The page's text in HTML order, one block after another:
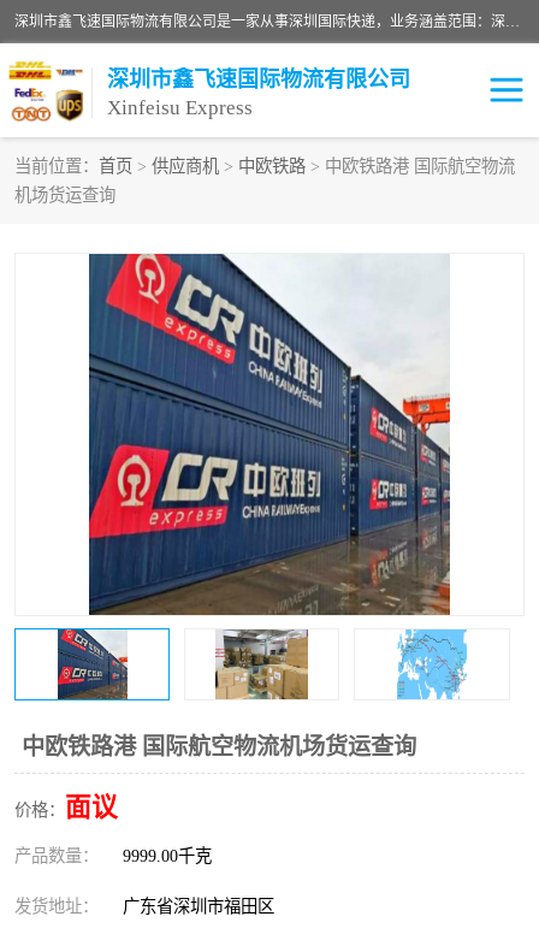
深圳市鑫飞速国际物流有限公司是一家从事深圳国际快递，业务涵盖范围：深圳DHL国际快递、深圳国际快递公司、深圳国际物流公司、深圳国际快递、深圳DHL国际快递电话可拨打全国服务热线：15019287411。欢迎各位亲来人来电到我司洽谈合作。
深圳市鑫飞速国际物流有限公司
Xinfeisu Express
当前位置： 首页 > 供应商机 > 中欧铁路 > 中欧铁路港 国际航空物流
机场货运查询
中欧铁路港 国际航空物流机场货运查询
价格： 面议
产品数量： 9999.00千克
发货地址： 广东省深圳市福田区
联邦快递
俄罗斯快递
深圳DHL国际快递 伊朗快递
UPS国际快递 深圳国际快递公司
深圳国际物流公司 深圳国际快递电话
DHL国际快递电话 深圳国际快递